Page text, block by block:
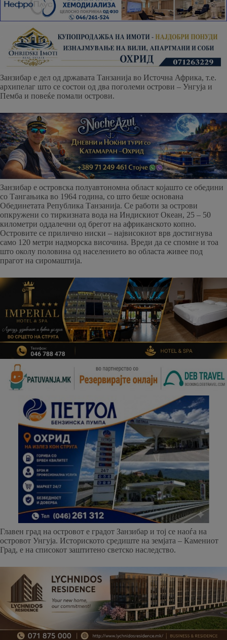
Занзибар е дел од државата Танзанија во Источна Африка, т.е.
архипелаг што се состои од два поголеми острови – Унгуја и
Пемба и повеќе помали острови.
Занзибар е островска полуавтономна област којашто се обедини
со Тангањика во 1964 година, со што беше основана
Обединетата Република Танзанија. Се работи за острови
опкружени со тиркизната вода на Индискиот Океан, 25 – 50
километри оддалечни од брегот на африканското копно.
Островите се прилично ниски – највисокиот врв достигнува
само 120 метри надморска височина. Вреди да се спомне и тоа
што околу половина од населението во областа живее под
прагот на сиромаштија.
Главен град на островот е градот Занзибар и тој се наоѓа на
островот Унгуја. Историското средиште на земјата – Камениот
Град, е на списокот заштитено светско наследство.